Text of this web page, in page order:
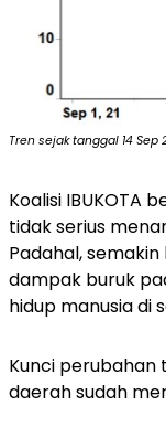
Tren sejak tanggal 14
Koalisi IBUKOTA
tidak serius
Padahal,
dampak buruk
hidup manusia di
Kunci
daerah sudah